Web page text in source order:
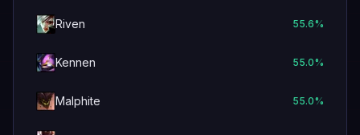
Riven 55.6%
Kennen 55.0%
Malphite 55.0%